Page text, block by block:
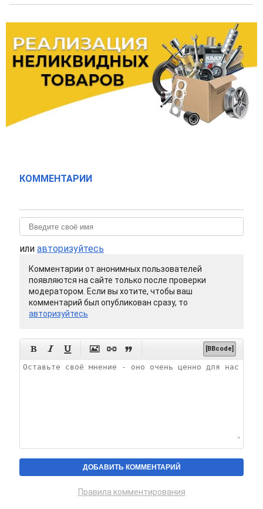
КОММЕНТАРИИ
или авторизуйтесь
Комментарии от анонимных пользователей
появляются на сайте только после проверки
модератором. Если вы хотите, чтобы ваш
комментарий был опубликован сразу, то
авторизуйтесь
      [BBcode]
Правила комментирования